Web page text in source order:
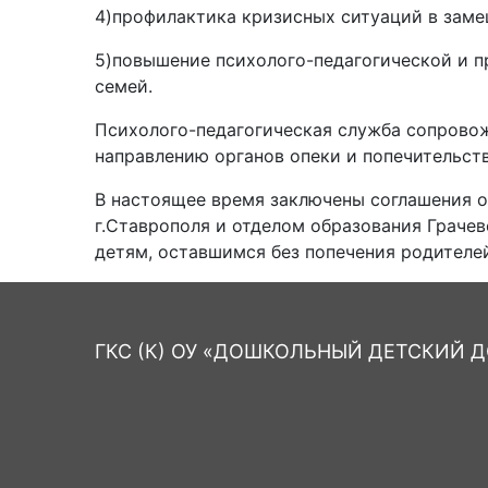
4)профилактика кризисных ситуаций в
5)повышение психолого-педагогической
семей.
Психолого-педагогическая служба
направлению органов опеки и
В настоящее время заключены соглашения
г.Ставрополя и отделом образования
детям, оставшимся без попечения
ГКС (К) ОУ «ДОШКОЛЬНЫЙ ДЕТСКИЙ